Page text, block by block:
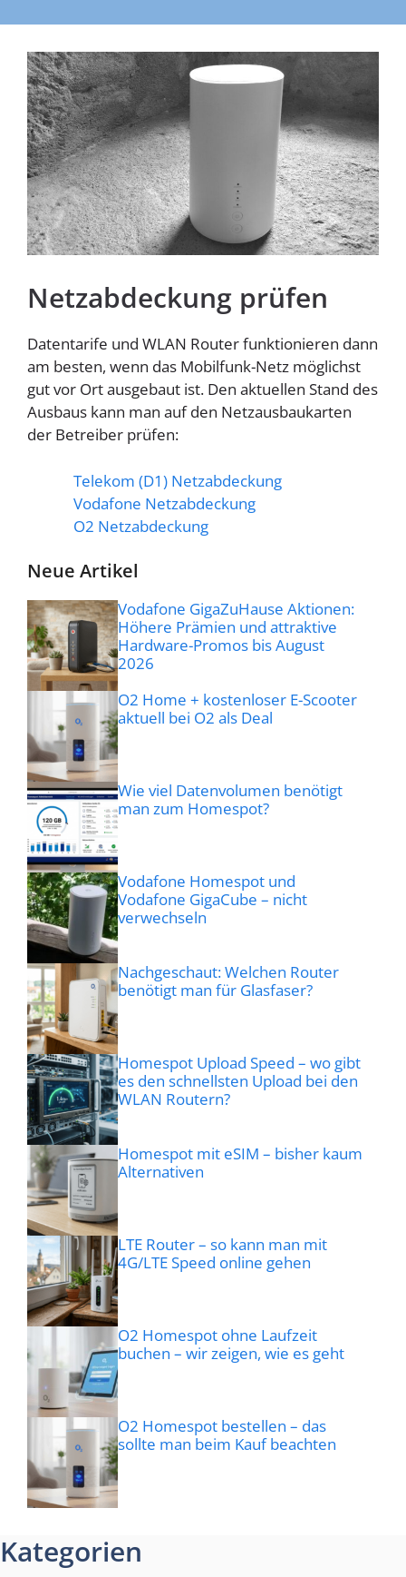
Netzabdeckung prüfen
Datentarife und WLAN Router funktionieren dann
am besten, wenn das Mobilfunk-Netz möglichst
gut vor Ort ausgebaut ist. Den aktuellen Stand des
Ausbaus kann man auf den Netzausbaukarten
der Betreiber prüfen:
Telekom (D1) Netzabdeckung
Vodafone Netzabdeckung
O2 Netzabdeckung
Neue Artikel
Vodafone GigaZuHause Aktionen:
Höhere Prämien und attraktive
Hardware-Promos bis August
2026
O2 Home + kostenloser E-Scooter
aktuell bei O2 als Deal
Wie viel Datenvolumen benötigt
man zum Homespot?
Vodafone Homespot und
Vodafone GigaCube – nicht
verwechseln
Nachgeschaut: Welchen Router
benötigt man für Glasfaser?
Homespot Upload Speed – wo gibt
es den schnellsten Upload bei den
WLAN Routern?
Homespot mit eSIM – bisher kaum
Alternativen
LTE Router – so kann man mit
4G/LTE Speed online gehen
O2 Homespot ohne Laufzeit
buchen – wir zeigen, wie es geht
O2 Homespot bestellen – das
sollte man beim Kauf beachten
Kategorien